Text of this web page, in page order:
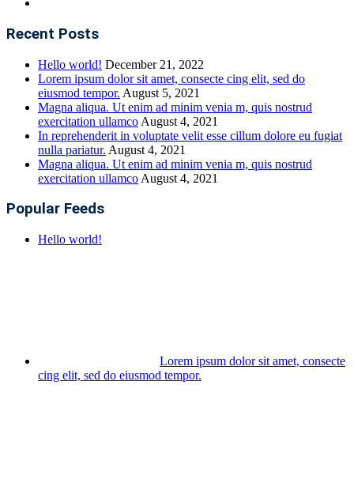
Recent Posts
Hello world! December 21, 2022
Lorem ipsum dolor sit amet, consecte cing elit, sed do
eiusmod tempor. August 5, 2021
Magna aliqua. Ut enim ad minim venia m, quis nostrud
exercitation ullamco August 4, 2021
In reprehenderit in voluptate velit esse cillum dolore eu fugiat
nulla pariatur. August 4, 2021
Magna aliqua. Ut enim ad minim venia m, quis nostrud
exercitation ullamco August 4, 2021
Popular Feeds
Hello world!
Lorem ipsum dolor sit amet, consecte
cing elit, sed do eiusmod tempor.